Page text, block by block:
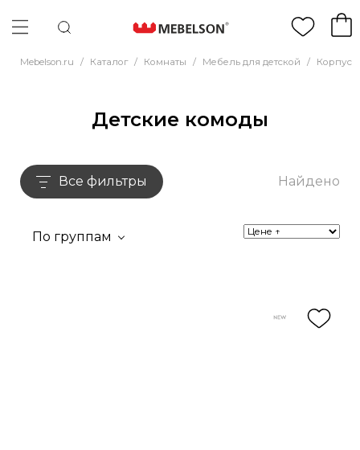
Mebelson.ru / Каталог / Комнаты / Мебель для детской /
Детские комоды
Все фильтры Найдено
По группам